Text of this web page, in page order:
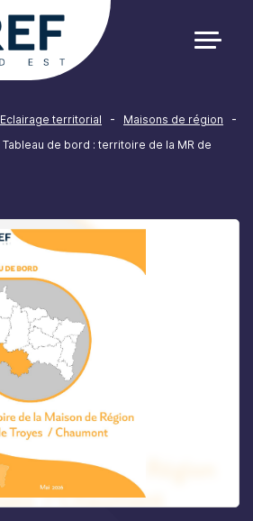
Eclairage territorial - Maisons de région -
Tableau de bord : territoire de la MR de